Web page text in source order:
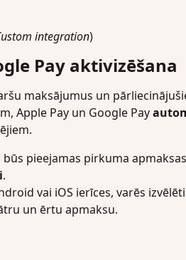
integration)
Pay aktivizēšana
maksājumus un
Apple Pay un Google Pay
pieejamas pirkuma
.
vai iOS ierīces, varēs
un ērtu apmaksu.